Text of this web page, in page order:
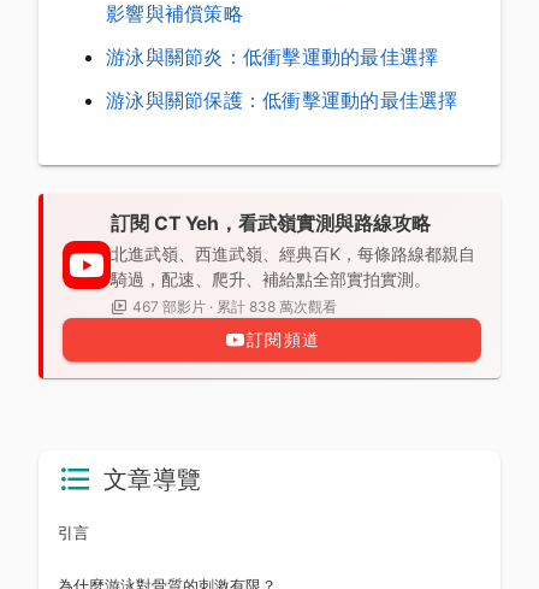
影響與補償策略
游泳與關節炎：低衝擊運動的最佳選擇
游泳與關節保護：低衝擊運動的最佳選擇
訂閱 CT Yeh，看武嶺實測與路線攻略
北進武嶺、西進武嶺、經典百K，每條路線都親自
騎過，配速、爬升、補給點全部實拍實測。
467 部影片 · 累計 838 萬次觀看
訂閱頻道
文章導覽
引言